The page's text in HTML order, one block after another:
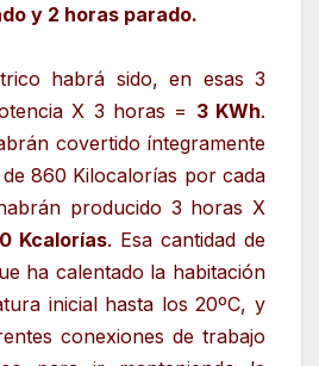
y 2 horas parado.
habrá sido, en esas 3
X 3 horas = 3 KWh.
covertido íntegramente
860 Kilocalorías por cada
producido 3 horas X
Kcalorías. Esa cantidad de
ha calentado la habitación
inicial hasta los 20ºC, y
conexiones de trabajo